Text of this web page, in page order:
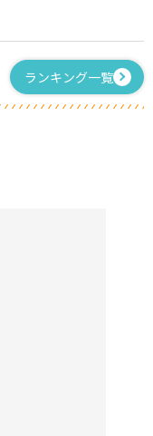
ランキング一覧